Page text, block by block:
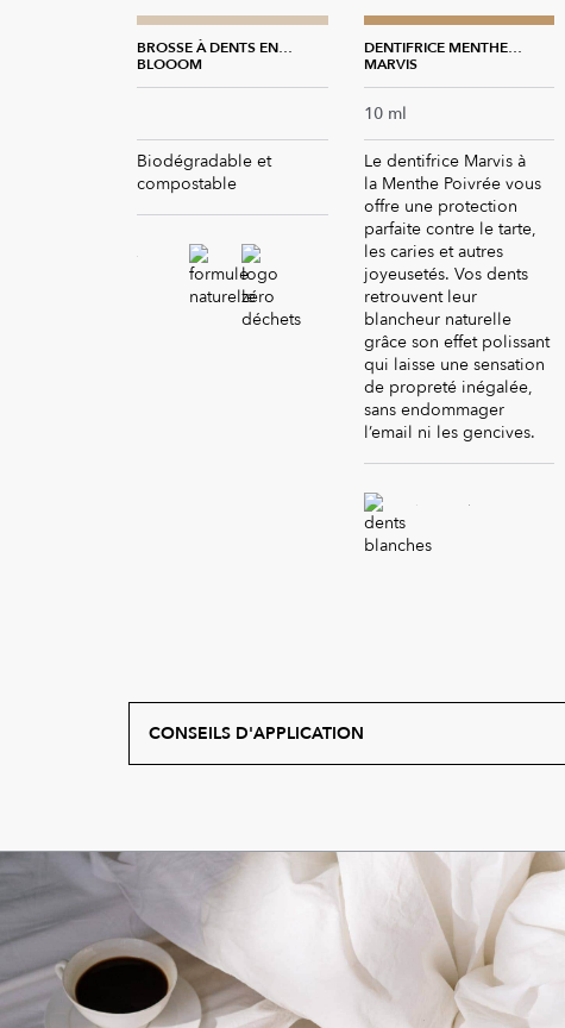
BROSSE À DENTS EN
BAMBOU NOIRE
BLOOOM
Biodégradable et
compostable
DENTIFRICE MENTHE
FORTE
MARVIS
10 ml
Le dentifrice Marvis à
la Menthe Poivrée vous
offre une protection
parfaite contre le tarte,
les caries et autres
joyeusetés. Vos dents
retrouvent leur
blancheur naturelle
grâce son effet polissant
qui laisse une sensation
de propreté inégalée,
sans endommager
l’email ni les gencives.
CONSEILS D'APPLICATION